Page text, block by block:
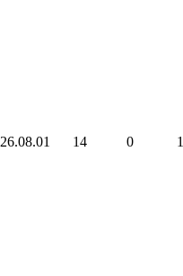
26.08.01 14 0 1